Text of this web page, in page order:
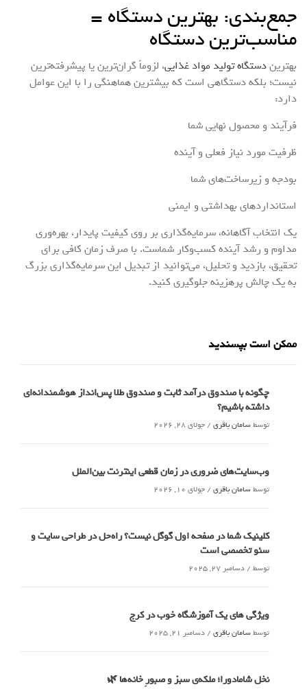
جمع‌بندی: بهترین دستگاه =
مناسب‌ترین دستگاه
بهتریندستگاه تولید مواد غذایی، لزوماً گران‌ترین یا پیشرفته‌ترین
نیست؛ بلکه دستگاهی است که بیشترین هماهنگی را با این عوامل
دارد:
فرآیند و محصول نهایی شما
ظرفیت مورد نیاز فعلی و آینده
بودجه و زیرساخت‌های شما
استانداردهای بهداشتی و ایمنی
یک انتخاب آگاهانه، سرمایه‌گذاری بر روی کیفیت پایدار، بهره‌وری
مداوم و رشد آینده کسب‌وکار شماست. با صرف زمان کافی برای
تحقیق، بازدید و تحلیل، می‌توانید از تبدیل این سرمایه‌گذاری بزرگ
به یک چالش پرهزینه جلوگیری کنید.
ممکن است بپسندید
چگونه با صندوق درآمد ثابت و صندوق طلا پس‌انداز هوشمندانه‌ای
داشته باشیم؟
توسطسامان باقری / جولای 28, 2026
وب‌سایت‌های ضروری در زمان قطعی اینترنت بین‌الملل
توسطسامان باقری / جولای 10, 2026
کلینیک شما در صفحه اول گوگل نیست؟ راه‌حل در طراحی سایت و
سئو تخصصی است
توسط / دسامبر 27, 2025
ویژگی های یک آموزشگاه خوب در کرج
توسطسامان باقری / دسامبر 21, 2025
نخل شامادورا؛ ملکه‌ی سبز و صبورِ خانه‌ها 🌿